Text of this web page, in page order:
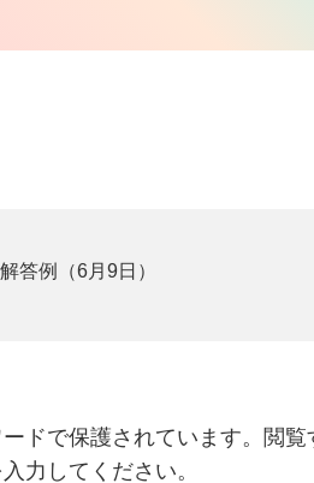
答例（6月9日）
ドで保護されています。閲覧
力してください。